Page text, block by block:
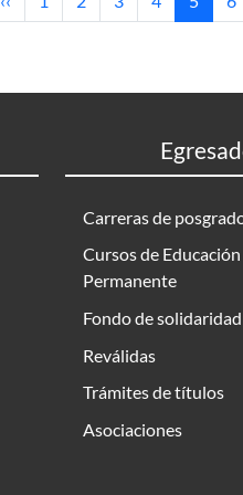
Carreras de
Cursos de Educación
Permanente
Fondo de solidaridad
Reválidas
Trámites de títulos
Asociaciones